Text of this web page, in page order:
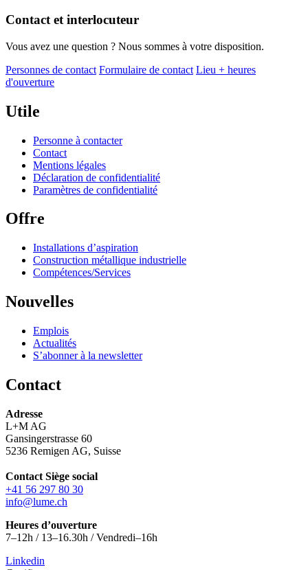
Contact et interlocuteur
Vous avez une question ? Nous sommes à votre disposition.
Personnes de contact Formulaire de contact Lieu + heures
d'ouverture
Utile
Personne à contacter
Contact
Mentions légales
Déclaration de confidentialité
Paramètres de confidentialité
Offre
Installations d’aspiration
Construction métallique industrielle
Compétences/Services
Nouvelles
Emplois
Actualités
S’abonner à la newsletter
Contact
Adresse
L+M AG
Gansingerstrasse 60
5236 Remigen AG, Suisse
Contact Siège social
+41 56 297 80 30
info@lume.ch
Heures d’ouverture
7–12h / 13–16.30h / Vendredi–16h
Linkedin